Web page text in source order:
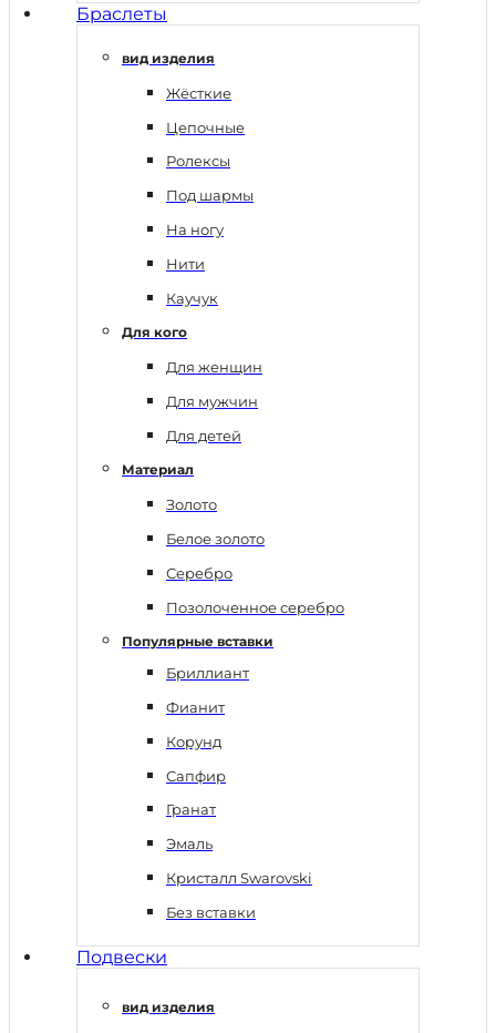
Браслеты
вид изделия
Жёсткие
Цепочные
Ролексы
Под шармы
На ногу
Нити
Каучук
Для кого
Для женщин
Для мужчин
Для детей
Материал
Золото
Белое золото
Серебро
Позолоченное серебро
Популярные вставки
Бриллиант
Фианит
Корунд
Сапфир
Гранат
Эмаль
Кристалл Swarovski
Без вставки
Подвески
вид изделия